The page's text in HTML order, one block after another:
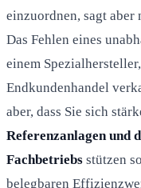
einzuordnen, sagt
Das Fehlen eines
einem
Endkundenhandel
aber, dass Sie sich
Referenzanlagen und
Fachbetriebs stützen
belegbaren